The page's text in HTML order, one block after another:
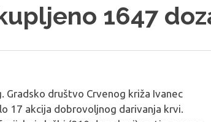
1647
Gradsko društvo Crvenog križa Ivanec
17 akcija dobrovoljnog darivanja krvi.